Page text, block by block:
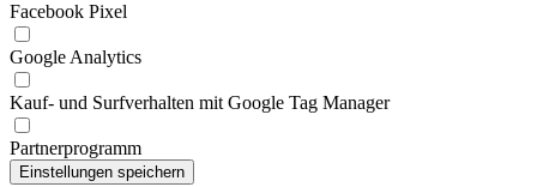
Facebook Pixel
Google Analytics
Kauf- und Surfverhalten mit Google Tag Manager
Partnerprogramm